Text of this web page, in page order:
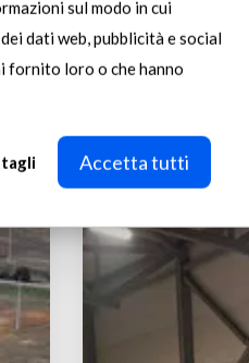
sul modo in cui
dati web, pubblicità e social
fornito loro o che hanno
Accetta tutti
in
Lettland:
Metaleskpo
auf
SGM